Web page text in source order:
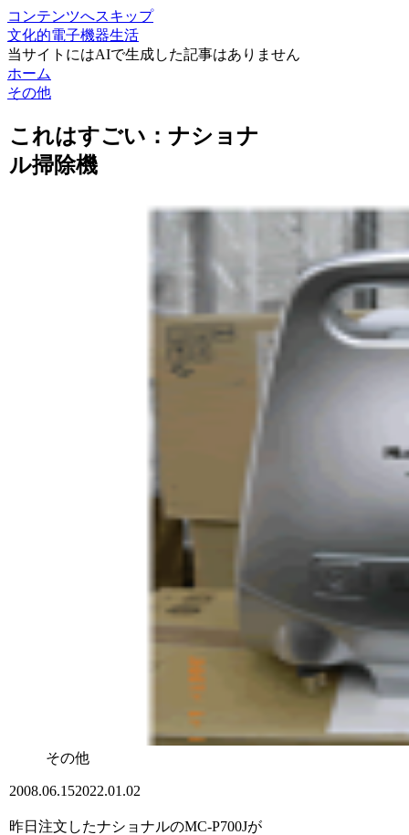
コンテンツへスキップ
文化的電子機器生活
当サイトにはAIで生成した記事はありません
ホーム
その他
これはすごい：ナショナ
ル掃除機
その他
2008.06.152022.01.02
昨日注文したナショナルのMC-P700Jが